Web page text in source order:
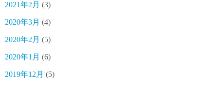
2021年2月 (3)
2020年3月 (4)
2020年2月 (5)
2020年1月 (6)
2019年12月 (5)